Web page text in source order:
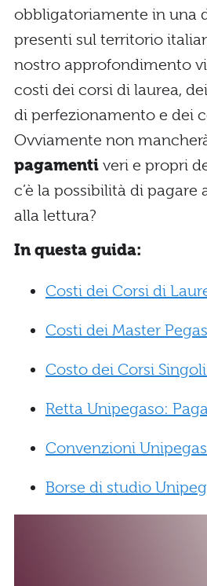
obbligatoriamente in una
presenti sul territorio
nostro approfondimento
costi dei corsi di laurea,
di perfezionamento e dei
Ovviamente non
pagamenti veri e propri
c’è la possibilità di pagare
alla lettura?
In questa guida:
Costi dei Corsi di
Costi dei Master
Costo dei Corsi
Retta Unipegaso:
Convenzioni
Borse di studio